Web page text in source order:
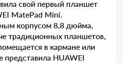
свой первый планшет
MatePad Mini.
корпусом 8,8 дюйма,
традиционных планшетов,
в кармане или
представила HUAWEI